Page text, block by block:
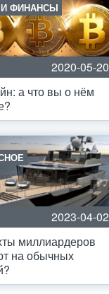
И ФИНАНСЫ
2020-05-20
а что вы о нём
2023-04-02
миллиардеров
на обычных